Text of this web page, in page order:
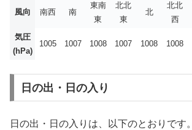
風向 南西 南
東南
東
北北
東
北
北北
西
気圧
(hPa)
1005 1007 1008 1007 1008 1008
日の出・日の入り
日の出・日の入りは、以下のとおりです。